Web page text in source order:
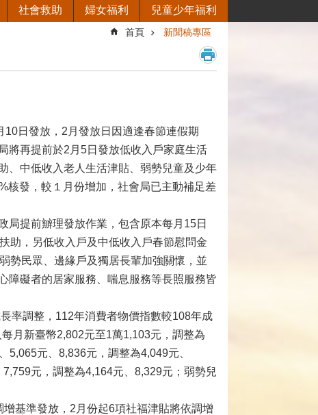
社會救助 婦女福利 兒童少年福利
首頁 新聞稿專區
日發放，2月發放日因適逢春節連假期
將再提前於2月5日發放低收入戶家庭生活
、中低收入老人生活津貼、弱勢兒童及少年
核發，較１月份增加，社會局已主動補足差
提前辧理發放作業，包含原本每月15日
助，另低收入戶及中低收入戶春節慰問金
勢民眾、邊緣戶及獨居長輩加強關懷，並
障礙者的居家服務、喘息服務等長照服務皆
率調整，112年消費者物價指數較108年成
月新臺幣2,802元至1萬1,103元，調整為
元、8,836元，調整為4,049元、
元，調整為4,164元、8,329元；弱勢兒
基準發放，2月份起6項社福津貼將依調增